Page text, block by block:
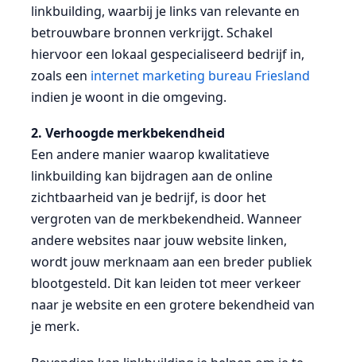
linkbuilding, waarbij je links van relevante en
betrouwbare bronnen verkrijgt. Schakel
hiervoor een lokaal gespecialiseerd bedrijf in,
zoals een internet marketing bureau Friesland
indien je woont in die omgeving.
2. Verhoogde merkbekendheid
Een andere manier waarop kwalitatieve
linkbuilding kan bijdragen aan de online
zichtbaarheid van je bedrijf, is door het
vergroten van de merkbekendheid. Wanneer
andere websites naar jouw website linken,
wordt jouw merknaam aan een breder publiek
blootgesteld. Dit kan leiden tot meer verkeer
naar je website en een grotere bekendheid van
je merk.